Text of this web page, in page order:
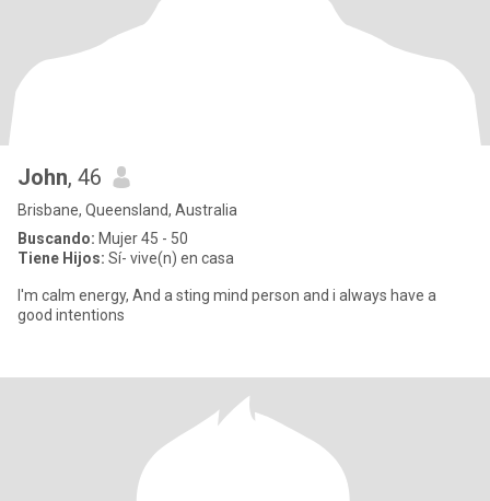
John, 46
Brisbane, Queensland, Australia
Buscando: Mujer 45 - 50
Tiene Hijos: Sí- vive(n) en casa
I'm calm energy, And a sting mind person and i always have a
good intentions